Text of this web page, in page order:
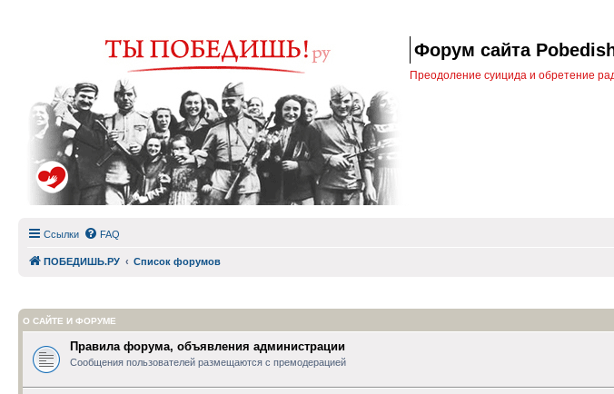
Форум сайта
Преодоление суицида и обретение
Ссылки FAQ
ПОБЕДИШЬ.РУ Список форумов
О САЙТЕ И ФОРУМЕ
Правила форума, объявления администрации
Сообщения пользователей размещаются с премодерацией